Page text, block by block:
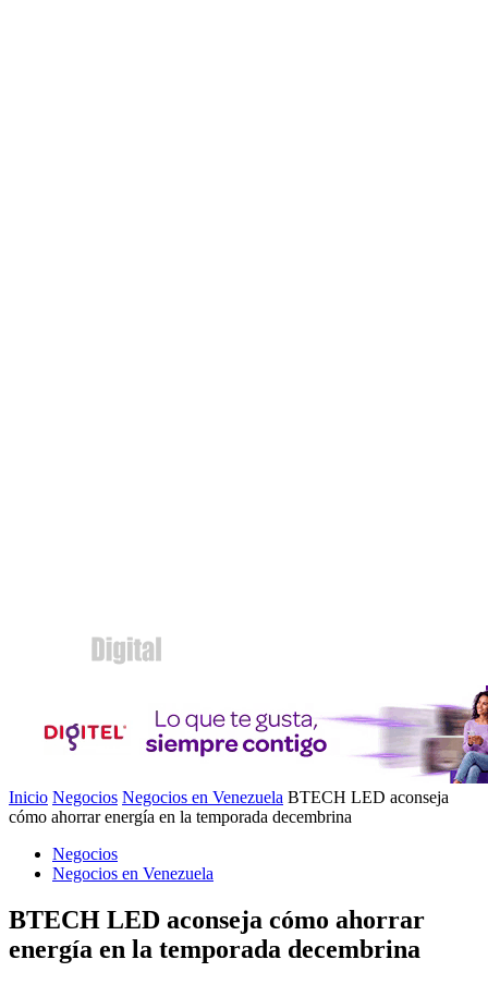
Inicio Negocios Negocios en Venezuela BTECH LED aconseja
cómo ahorrar energía en la temporada decembrina
Negocios
Negocios en Venezuela
BTECH LED aconseja cómo ahorrar
energía en la temporada decembrina